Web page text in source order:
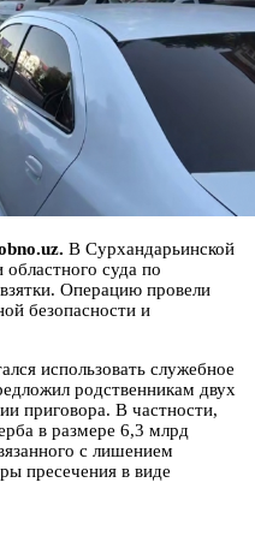
В Сурхандарьинской
суда по
Операцию провели
безопасности и
использовать служебное
родственникам двух
приговора. В частности,
в размере 6,3 млрд
с лишением
пресечения в виде